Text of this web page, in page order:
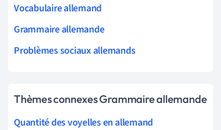
Vocabulaire allemand
Grammaire allemande
Problèmes sociaux allemands
Thèmes connexes Grammaire allemande
Quantité des voyelles en allemand